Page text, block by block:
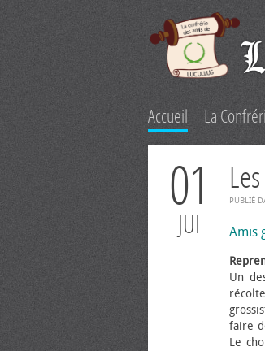
Accueil La
01
JUI
PUBLIÉ
Amis
Un
faire
Le